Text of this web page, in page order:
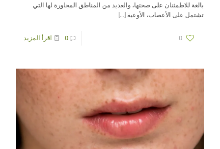
بالغة للاطمئنان على صحتها، والعديد من المناطق المجاورة لها التي
تشتمل على الأعصاب، الأوعية […]
0
0 اقرأ المزيد